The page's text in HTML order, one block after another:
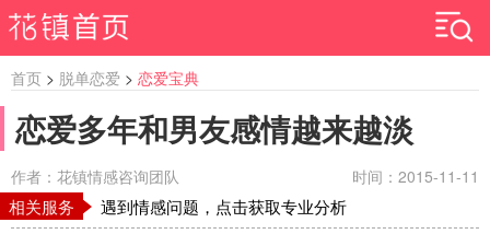
首页 > 脱单恋爱 > 恋爱宝典
恋爱多年和男友感情越来越淡
作者：花镇情感咨询团队 时间：2015-11-11
相关服务 遇到情感问题，点击获取专业分析